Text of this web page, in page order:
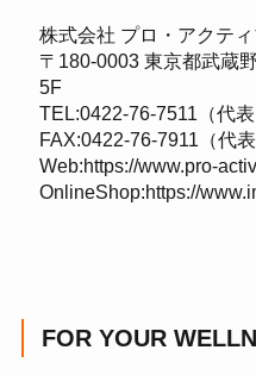
株式会社 プロ・アクテ
〒180-0003 東京都武蔵
5F
TEL:0422-76-7511（代表
FAX:0422-76-7911（代表
Web:https://www.pro-
OnlineShop:https://
FOR YOUR